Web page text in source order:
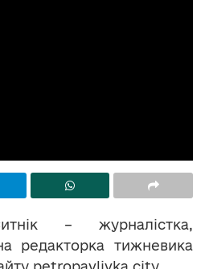
– журналістка,
редакторка тижневика